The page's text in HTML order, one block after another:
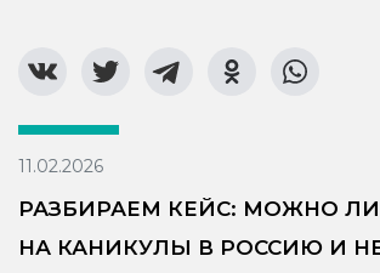
11.02.2026
РАЗБИРАЕМ КЕЙС: МОЖНО ЛИ
НА КАНИКУЛЫ В РОССИЮ И